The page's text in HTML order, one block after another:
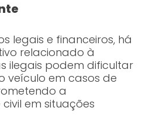
legais e financeiros, há
relacionado à
ilegais podem dificultar
veículo em casos de
a
em situações